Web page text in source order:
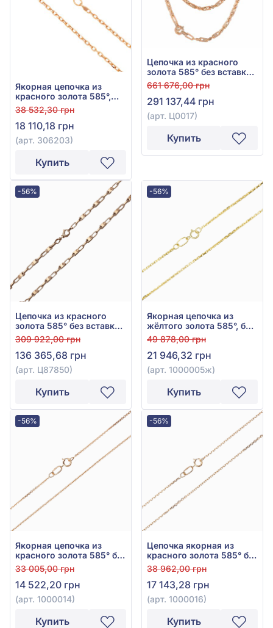
Якорная цепочка из
красного золота 585°,
без вставки, арт. 306203
38 532,30 грн
18 110,18 грн
(арт. 306203)
Купить
Цепочка из красного
золота 585° без вставки,
арт. Ц0017
661 676,00 грн
291 137,44 грн
(арт. Ц0017)
Купить
-56%
Цепочка из красного
золота 585° без вставки,
арт. Ц87850
309 922,00 грн
136 365,68 грн
(арт. Ц87850)
Купить
-56%
Якорная цепочка из
жёлтого золота 585°, без
вставки, арт. 1000005ж
49 878,00 грн
21 946,32 грн
(арт. 1000005ж)
Купить
-56%
Якорная цепочка из
красного золота 585° без
вставки, арт. 1000014
33 005,00 грн
14 522,20 грн
(арт. 1000014)
Купить
-56%
Цепочка якорная из
красного золота 585° без
вставки, арт. 1000016
38 962,00 грн
17 143,28 грн
(арт. 1000016)
Купить